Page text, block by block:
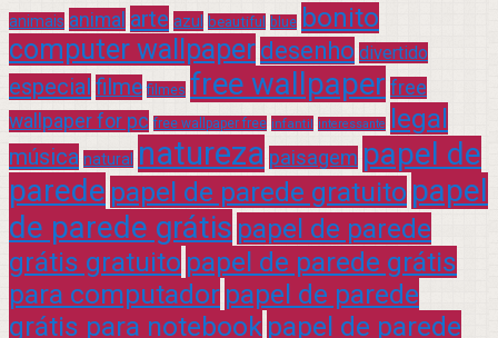
animais animal arte azul beautiful blue bonito
computer wallpaper desenho divertido
especial filme filmes free wallpaper free
wallpaper for pc free wallpaper free infantil interessante legal
música natural natureza paisagem papel de
parede papel de parede gratuito papel
de parede grátis papel de parede
grátis gratuito papel de parede grátis
para computador papel de parede
grátis para notebook papel de parede